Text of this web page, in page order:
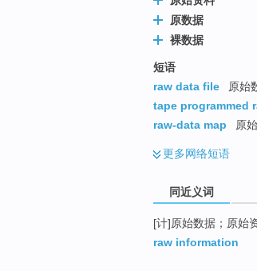
原数据
裸数据
短语
raw data file
原始
tape programmed
raw-data map
原
更多网络短语
同近义词
[计]原始数据；原始
raw information